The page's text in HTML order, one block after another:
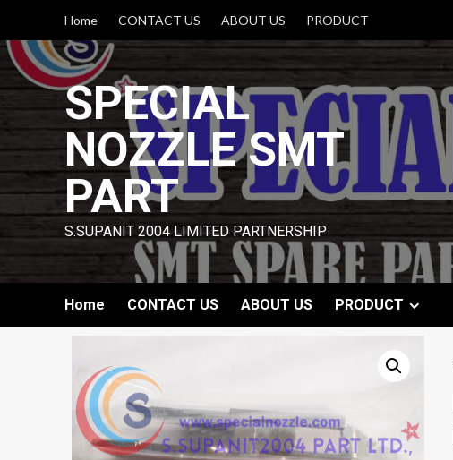
content
Home CONTACT US ABOUT US PRODUCT
SPECIAL
NOZZLE SMT
PART
S.SUPANIT 2004 LIMITED PARTNERSHIP
Home CONTACT US ABOUT US PRODUCT